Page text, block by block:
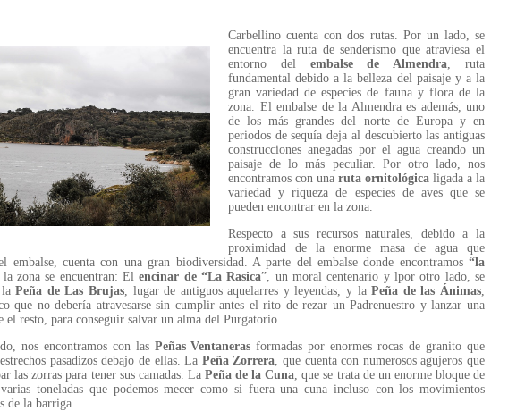
Carbellino cuenta con dos rutas. Por un lado, se
encuentra la ruta de senderismo que atraviesa el
entorno del embalse de Almendra, ruta
fundamental debido a la belleza del paisaje y a la
gran variedad de especies de fauna y flora de la
zona. El embalse de la Almendra es además, uno
de los más grandes del norte de Europa y en
periodos de sequía deja al descubierto las antiguas
construcciones anegadas por el agua creando un
paisaje de lo más peculiar. Por otro lado, nos
encontramos con una ruta ornitológica ligada a la
variedad y riqueza de especies de aves que se
pueden encontrar en la zona.
Respecto a sus recursos naturales, debido a la
proximidad de la enorme masa de agua que
embalse, cuenta con una gran biodiversidad. A parte del embalse donde encontramos “la
la zona se encuentran: Elencinar de “La Rasica”, un moral centenario y lpor otro lado, se
laPeña de Las Brujas, lugar de antiguos aquelarres y leyendas, y laPeña de las Ánimas,
que no debería atravesarse sin cumplir antes el rito de rezar un Padrenuestro y lanzar una
el resto, para conseguir salvar un alma del Purgatorio..
nos encontramos con lasPeñas Ventaneras formadas por enormes rocas de granito que
pasadizos debajo de ellas. La Peña Zorrera, que cuenta con numerosos agujeros que
las zorras para tener sus camadas. La Peña de la Cuna, que se trata de un enorme bloque de
toneladas que podemos mecer como si fuera una cuna incluso con los movimientos
de la barriga.